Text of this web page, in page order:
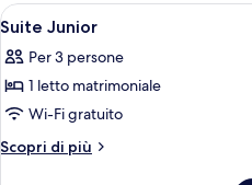
Apri
tutte
le
foto
per
Suite
8
Suite Junior
Per 3 persone
1 letto matrimoniale
Wi-Fi gratuito
Scopri di più
Altri